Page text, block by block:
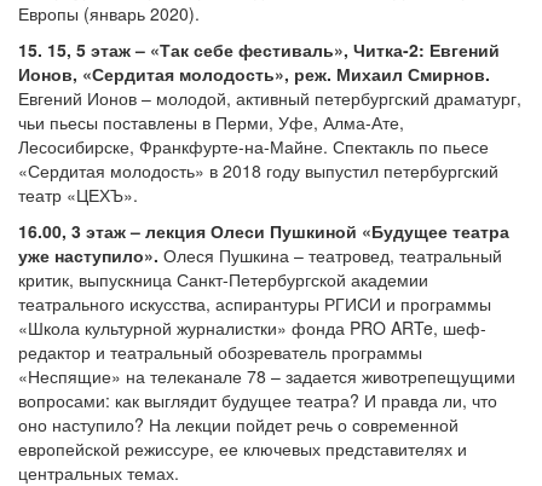
Европы (январь 2020).
15. 15, 5 этаж – «Так себе фестиваль», Читка-2: Евгений
Ионов, «Сердитая молодость», реж. Михаил Смирнов.
Евгений Ионов – молодой, активный петербургский драматург,
чьи пьесы поставлены в Перми, Уфе, Алма-Ате,
Лесосибирске, Франкфурте-на-Майне. Спектакль по пьесе
«Сердитая молодость» в 2018 году выпустил петербургский
театр «ЦЕХЪ».
16.00, 3 этаж – лекция Олеси Пушкиной «Будущее театра
уже наступило». Олеся Пушкина – театровед, театральный
критик, выпускница Санкт-Петербургской академии
театрального искусства, аспирантуры РГИСИ и программы
«Школа культурной журналистки» фонда PRO ARTe, шеф-
редактор и театральный обозреватель программы
«Неспящие» на телеканале 78 – задается животрепещущими
вопросами: как выглядит будущее театра? И правда ли, что
оно наступило? На лекции пойдет речь о современной
европейской режиссуре, ее ключевых представителях и
центральных темах.